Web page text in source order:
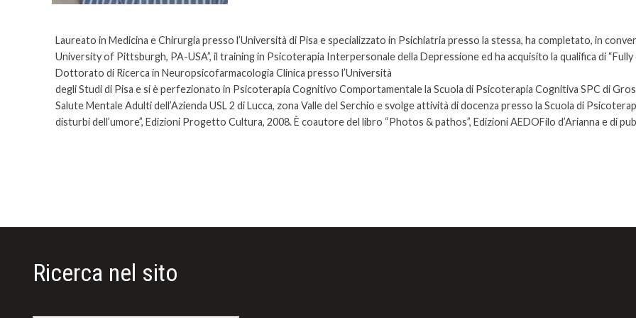
Laureato in Medicina e Chirurgia presso l’Università di Pisa e specializzato in Psichiatria presso la stessa, ha completato, in
University of Pittsburgh, PA-USA”, il training in Psicoterapia Interpersonale della Depressione ed ha acquisito la qualifica di
Dottorato di Ricerca in Neuropsicofarmacologia Clinica presso l’Università
degli Studi di Pisa e si è perfezionato in Psicoterapia Cognitivo Comportamentale la Scuola di Psicoterapia Cognitiva SPC di
Salute Mentale Adulti dell’Azienda USL 2 di Lucca, zona Valle del Serchio e svolge attività di docenza presso la Scuola di
disturbi dell’umore”, Edizioni Progetto Cultura, 2008. È coautore del libro “Photos & pathos”, Edizioni AEDOFilo d’Arianna e di
Ricerca nel sito